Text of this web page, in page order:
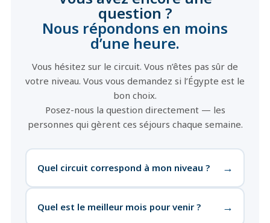
question ?
Nous répondons en moins
d’une heure.
Vous hésitez sur le circuit. Vous n’êtes pas sûr de
votre niveau. Vous vous demandez si l’Égypte est le
bon choix.
Posez-nous la question directement — les
personnes qui gèrent ces séjours chaque semaine.
Quel circuit correspond à mon niveau ? →
Quel est le meilleur mois pour venir ? →